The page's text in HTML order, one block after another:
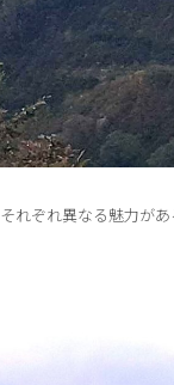
れぞれ異なる魅力が